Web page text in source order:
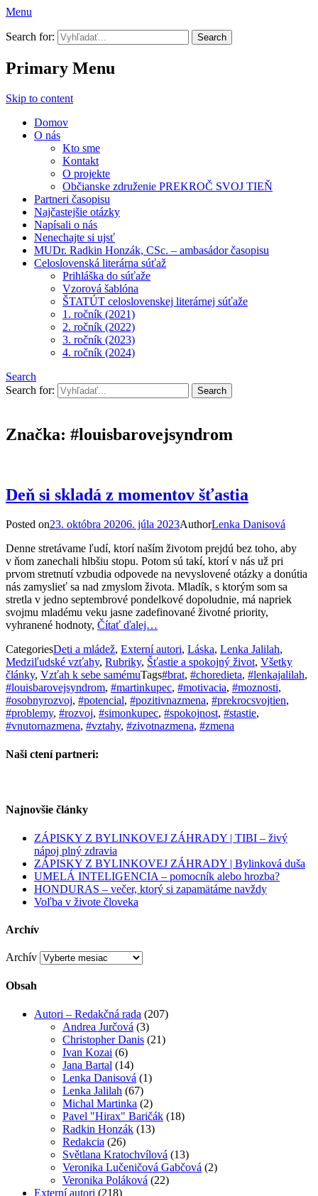
Menu
Prekroč svoj tieň
Search for:
Primary Menu
Skip to content
Domov
O nás
Kto sme
Kontakt
O projekte
Občianske združenie PREKROČ SVOJ TIEŇ
Partneri časopisu
Najčastejšie otázky
Napísali o nás
Nenechajte si ujsť
MUDr. Radkin Honzák, CSc. – ambasádor časopisu
Celoslovenská literárna súťaž
Prihláška do súťaže
Vzorová šablóna
ŠTATÚT celoslovenskej literárnej súťaže
1. ročník (2021)
2. ročník (2022)
3. ročník (2023)
4. ročník (2024)
Search
Search for:
Značka: #louisbarovejsyndrom
Deň si skladá z momentov šťastia
Posted on23. októbra 20206. júla 2023AuthorLenka Danisová
Denne stretávame ľudí, ktorí naším životom prejdú bez toho, aby
v ňom zanechali hlbšiu stopu. Potom sú takí, ktorí v nás už pri
prvom stretnutí vzbudia odpovede na nevyslovené otázky a donútia
nás zamyslieť sa nad zmyslom života. Mladík, s ktorým som sa
stretla v jedno septembrové pondelkové dopoludnie, má napriek
svojmu mladému veku jasne zadefinované životné priority,
vyhranené hodnoty, Čítať ďalej…
CategoriesDeti a mládež, Externí autori, Láska, Lenka Jalilah,
Medziľudské vzťahy, Rubriky, Šťastie a spokojný život, Všetky
články, Vzťah k sebe samémuTags#brat, #choredieta, #lenkajalilah,
#louisbarovejsyndrom, #martinkupec, #motivacia, #moznosti,
#osobnyrozvoj, #potencial, #pozitivnazmena, #prekrocsvojtien,
#problemy, #rozvoj, #simonkupec, #spokojnost, #stastie,
#vnutornazmena, #vztahy, #zivotnazmena, #zmena
Naši ctení partneri:
Najnovšie články
ZÁPISKY Z BYLINKOVEJ ZÁHRADY | TIBI – živý
nápoj plný zdravia
ZÁPISKY Z BYLINKOVEJ ZÁHRADY | Bylinková duša
UMELÁ INTELIGENCIA – pomocník alebo hrozba?
HONDURAS – večer, ktorý si zapamätáme navždy
Voľba v živote človeka
Archív
Archív
Obsah
Autori – Redakčná rada (207)
Andrea Jurčová (3)
Christopher Danis (21)
Ivan Kozai (6)
Jana Bartal (14)
Lenka Danisová (1)
Lenka Jalilah (67)
Michal Martinka (2)
Pavel "Hirax" Baričák (18)
Radkin Honzák (13)
Redakcia (26)
Světlana Kratochvílová (13)
Veronika Lučeničová Gabčová (2)
Veronika Poláková (22)
Externí autori (218)